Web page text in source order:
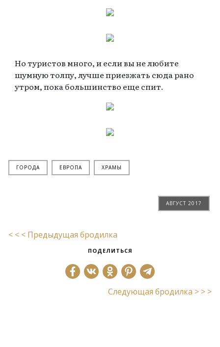
Но туристов много, и если вы не любите
шумную толпу, лучше приезжать сюда рано
утром, пока большинство еще спит.
ГОРОДА ЕВРОПА ХРАМЫ
АВГУСТ 2017
< < < Предыдущая бродилка
ПОДЕЛИТЬСЯ
Следующая бродилка > > >